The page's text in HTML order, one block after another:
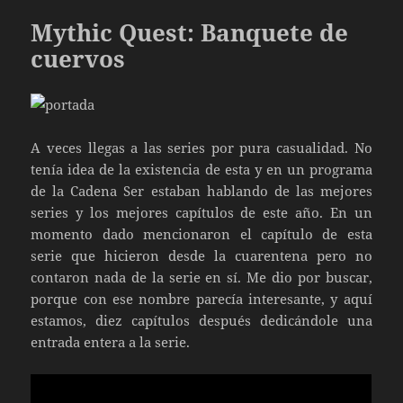
Mythic Quest: Banquete de
cuervos
A veces llegas a las series por pura casualidad. No
tenía idea de la existencia de esta y en un programa
de la Cadena Ser estaban hablando de las mejores
series y los mejores capítulos de este año. En un
momento dado mencionaron el capítulo de esta
serie que hicieron desde la cuarentena pero no
contaron nada de la serie en sí. Me dio por buscar,
porque con ese nombre parecía interesante, y aquí
estamos, diez capítulos después dedicándole una
entrada entera a la serie.